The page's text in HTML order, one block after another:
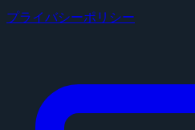
プライバシーポリシー